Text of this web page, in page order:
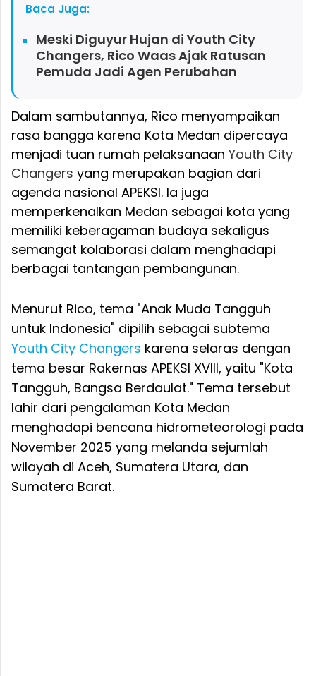
Baca Juga:
Meski Diguyur Hujan di Youth City
Changers, Rico Waas Ajak Ratusan
Pemuda Jadi Agen Perubahan
Dalam sambutannya, Rico menyampaikan
rasa bangga karena Kota Medan dipercaya
menjadi tuan rumah pelaksanaan Youth City
Changers yang merupakan bagian dari
agenda nasional APEKSI. Ia juga
memperkenalkan Medan sebagai kota yang
memiliki keberagaman budaya sekaligus
semangat kolaborasi dalam menghadapi
berbagai tantangan pembangunan.
Menurut Rico, tema "Anak Muda Tangguh
untuk Indonesia" dipilih sebagai subtema
Youth City Changers karena selaras dengan
tema besar Rakernas APEKSI XVIII, yaitu "Kota
Tangguh, Bangsa Berdaulat." Tema tersebut
lahir dari pengalaman Kota Medan
menghadapi bencana hidrometeorologi pada
November 2025 yang melanda sejumlah
wilayah di Aceh, Sumatera Utara, dan
Sumatera Barat.